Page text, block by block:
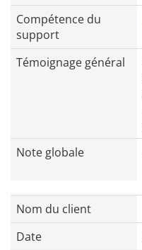
Compétence du
support
Témoignage général
Note globale
Nom du client
Date